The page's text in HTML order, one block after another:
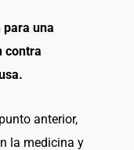
una
contra
anterior,
la medicina y